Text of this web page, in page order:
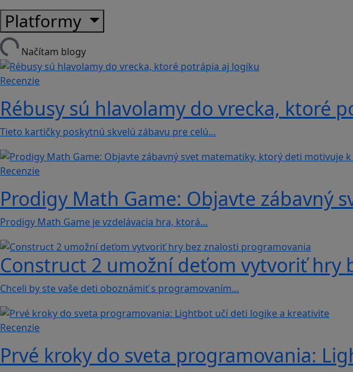
Platformy
Načítam blogy
Recenzie
Rébusy sú hlavolamy do vrecka, ktoré
Tieto kartičky poskytnú skvelú zábavu pre celú…
Recenzie
Prodigy Math Game: Objavte zábavný
Prodigy Math Game je vzdelávacia hra, ktorá…
Construct 2 umožní deťom vytvoriť hry
Chceli by ste vaše deti oboznámiť s programovaním…
Recenzie
Prvé kroky do sveta programovania: